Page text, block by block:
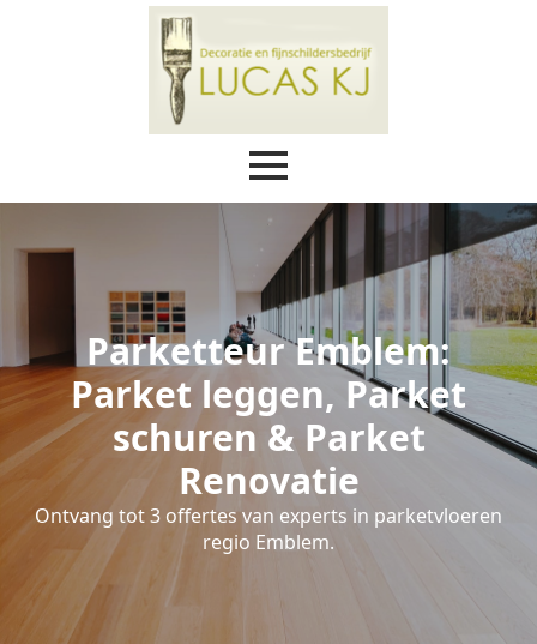
Parketteur Emblem:
Parket leggen, Parket
schuren & Parket
Renovatie
Ontvang tot 3 offertes van experts in parketvloeren
regio Emblem.